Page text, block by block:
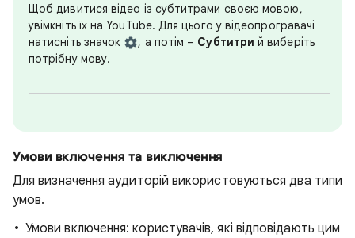
Щоб дивитися відео із субтитрами своєю мовою,
увімкніть їх на YouTube. Для цього у відеопрогравачі
натисніть значок
, а потім – Субтитри й виберіть
потрібну мову.
Умови включення та виключення
Для визначення аудиторій використовуються два типи
умов.
Умови включення: користувачів, які відповідають цим